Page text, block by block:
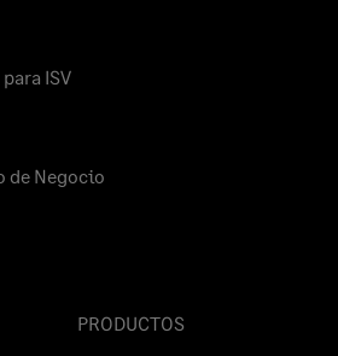
ISV
de Negocio
PRODUCTOS